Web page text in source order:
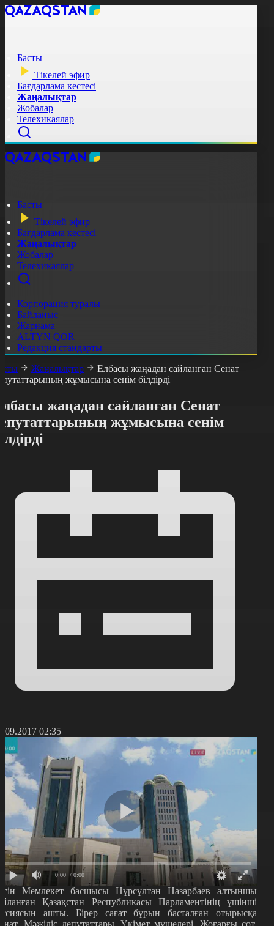
Басты
Тікелей эфир
Бағдарлама кестесі
Жаңалықтар
Жобалар
Телехикаялар
Басты
Тікелей эфир
Бағдарлама кестесі
Жаңалықтар
Жобалар
Телехикаялар
Корпорация туралы
Байланыс
Жарнама
ALTYN QOR
Редакция стандарты
Жаңалықтар
Елбасы жаңадан сайланған Сенат
жұмысына сенім білдірді
жаңадан сайланған Сенат
жұмысына сенім
02:35
0:00 / 0:00
Мемлекет басшысы Нұрсұлтан Назарбаев алтыншы
Қазақстан Республикасы Парламентінің үшінші
ашты. Бірер сағат бұрын басталған отырысқа
Мәжіліс депутаттары, Үкімет мүшелері, Жоғарғы сот,